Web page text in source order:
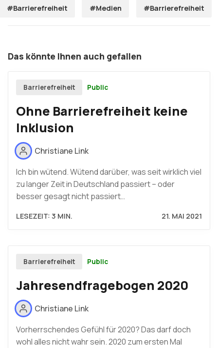
#Barrierefreiheit #Medien #Barrierefreiheit
Das könnte Ihnen auch gefallen
Barrierefreiheit Public
Ohne Barrierefreiheit keine
Inklusion
Christiane Link
Ich bin wütend. Wütend darüber, was seit wirklich viel
zu langer Zeit in Deutschland passiert – oder
besser gesagt nicht passiert…
LESEZEIT: 3 MIN. 21. MAI 2021
Barrierefreiheit Public
Jahresendfragebogen 2020
Christiane Link
Vorherrschendes Gefühl für 2020? Das darf doch
wohl alles nicht wahr sein. 2020 zum ersten Mal